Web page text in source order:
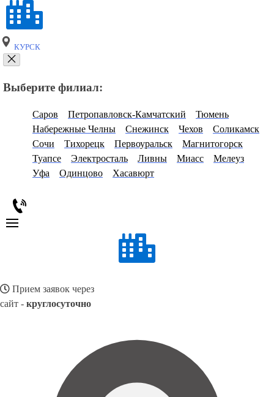
КУРСК
Выберите филиал:
Саров Петропавловск-Камчатский
Тюмень
Набережные Челны
Снежинск Чехов
Соликамск
Сочи
Тихорецк Первоуральск
Магнитогорск
Туапсе
Электросталь Ливны Миасс
Мелеуз
Уфа
Одинцово Хасавюрт
Прием заявок через
сайт - круглосуточно